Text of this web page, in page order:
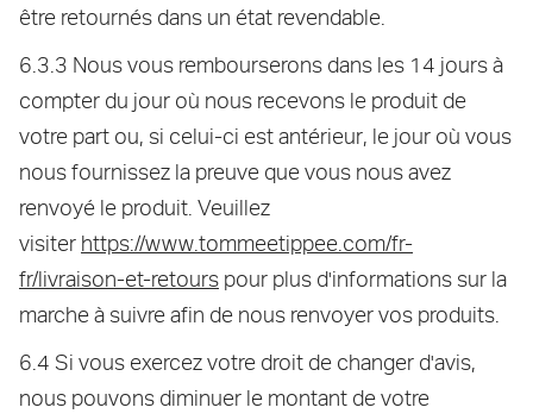
être retournés dans un état revendable.
6.3.3 Nous vous rembourserons dans les 14 jours à
compter du jour où nous recevons le produit de
votre part ou, si celui-ci est antérieur, le jour où vous
nous fournissez la preuve que vous nous avez
renvoyé le produit. Veuillez
visiter https://www.tommeetippee.com/fr-
fr/livraison-et-retours pour plus d'informations sur la
marche à suivre afin de nous renvoyer vos produits.
6.4 Si vous exercez votre droit de changer d'avis,
nous pouvons diminuer le montant de votre